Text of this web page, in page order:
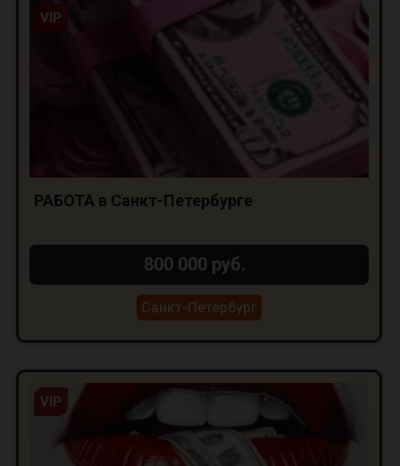
VIP
РАБОТА в Санкт-Петербурге
800 000 руб.
Санкт-Петербург
VIP